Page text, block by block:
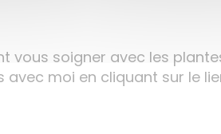
vous soigner avec les
avec moi en cliquant sur le